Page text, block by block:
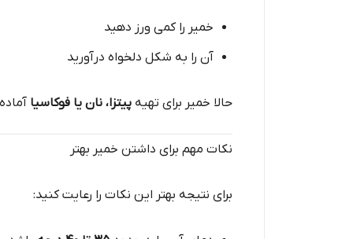
خمیر را کمی ورز دهید
آن را به شکل دلخواه درآورید
حالا خمیر برای تهیه پیتزا، نان یا فوكاسیا
نکات مهم برای داشتن خمیر بهتر
برای نتیجه بهتر این نکات را رعایت کنید: